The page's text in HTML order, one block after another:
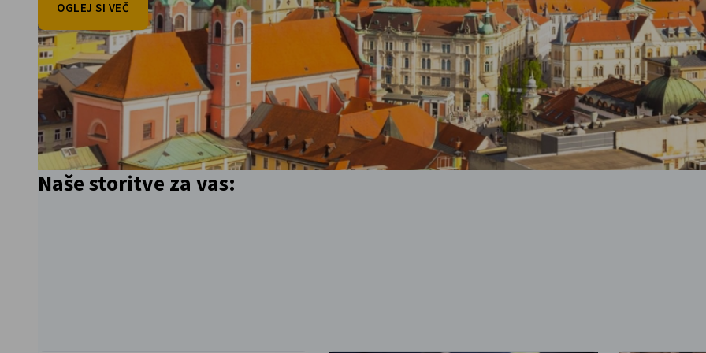
Slovenia
OGLEJ SI VEČ
Pojdi nazaj
Naše storitve za vas: